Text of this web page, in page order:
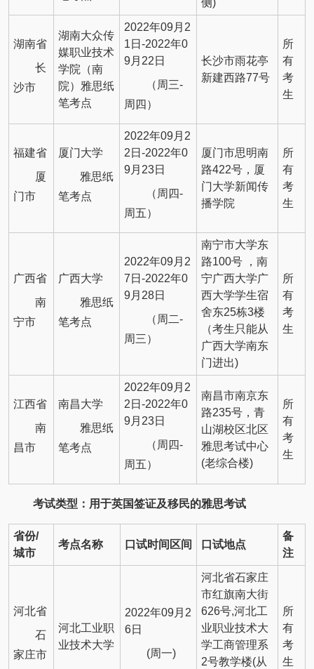
侧)
湖南省
长
沙市
湖南大众传
媒职业技术
学院（南
院）雅思纸
笔考点
2022年09月2
1日-2022年0
9月22日
（周三-
周四）
长沙市雨花亭
新建西路77号
所
有
考
生
福建省
厦
门市
厦门大学
雅思纸
笔考点
2022年09月2
2日-2022年0
9月23日
（周四-
周五）
厦门市思明南
路422号，厦
门大学新闻传
播学院
所
有
考
生
广西省
南
宁市
广西大学
雅思纸
笔考点
2022年09月2
7日-2022年0
9月28日
（周二-
周三）
南宁市大学东
路100号 ，南
宁广西大学广
西大学学生宿
舍东25栋3楼
（考生只能从
广西大学南东
门进出)
所
有
考
生
江西省
南
昌市
南昌大学
雅思纸
笔考点
2022年09月2
2日-2022年0
9月23日
（周四-
周五）
南昌市南京东
路235号，青
山湖校区北区
雅思考试中心
(老综合楼)
所
有
考
生
考试类型：用于英国签证及移民的雅思考试
省份/
城市
考点名称 口试时间区间 口试地点
备
注
河北省
石
家庄市
河北工业职
业技术大学
2022年09月2
6日
(周一)
河北省石家庄
市红旗南大街
626号,河北工
业职业技术大
学工商管理系
2号教学楼(从
所
有
考
生